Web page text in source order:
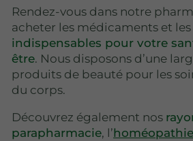
Rendez-vous dans notre
acheter les médicaments et les
indispensables pour votre
être. Nous disposons d’une
produits de beauté pour les
du corps.
Découvrez également nos
parapharmacie, l’homéopathie